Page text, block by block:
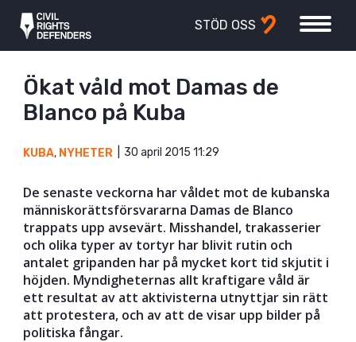
STÖD OSS
Ökat våld mot Damas de
Blanco på Kuba
KUBA, NYHETER 30 april 2015 11:29
De senaste veckorna har våldet mot de kubanska
människorättsförsvararna Damas de Blanco
trappats upp avsevärt. Misshandel, trakasserier
och olika typer av tortyr har blivit rutin och
antalet gripanden har på mycket kort tid skjutit i
höjden. Myndigheternas allt kraftigare våld är
ett resultat av att aktivisterna utnyttjar sin rätt
att protestera, och av att de visar upp bilder på
politiska fångar.